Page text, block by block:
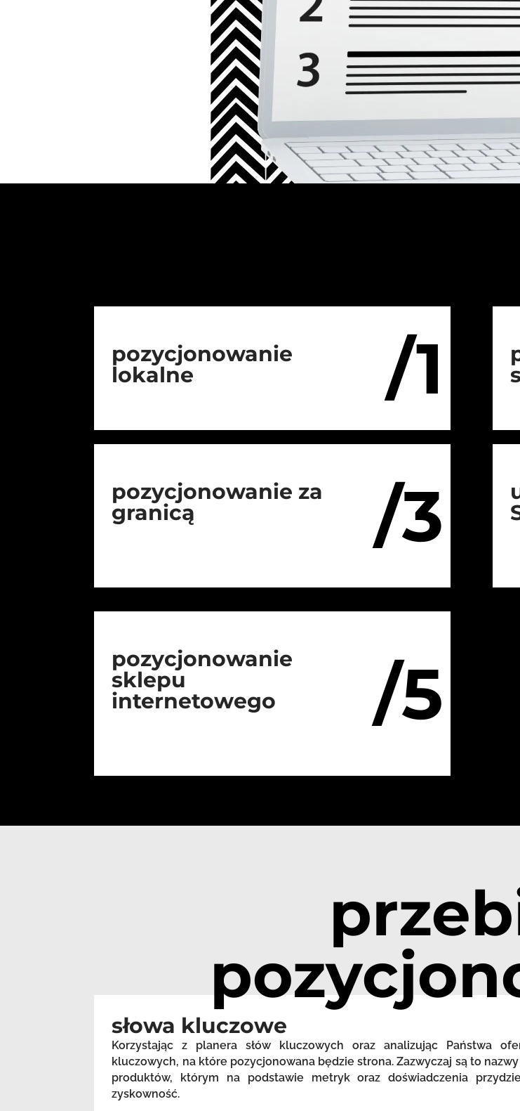
/1
pozycjonowanie
lokalne
/3
pozycjonowanie za
granicą
/5
pozycjonowanie
sklepu
internetowego
słowa kluczowe
Korzystając z planera słów kluczowych oraz analizując Państwa
kluczowych, na które pozycjonowana będzie strona. Zazwyczaj są to
produktów, którym na podstawie metryk oraz doświadczenia
zyskowność.